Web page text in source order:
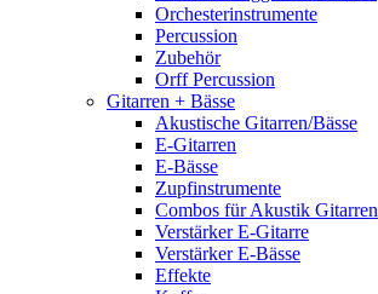
Orchesterinstrumente
Percussion
Zubehör
Orff Percussion
Gitarren + Bässe
Akustische Gitarren/Bässe
E-Gitarren
E-Bässe
Zupfinstrumente
Combos für Akustik Gitarren
Verstärker E-Gitarre
Verstärker E-Bässe
Effekte